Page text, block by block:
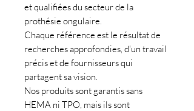
et qualifiées du secteur de la
prothésie ongulaire.
Chaque référence est le résultat de
recherches approfondies, d'un travail
précis et de fournisseurs qui
partagent sa vision.
Nos produits sont garantis sans
HEMA ni TPO, mais ils sont